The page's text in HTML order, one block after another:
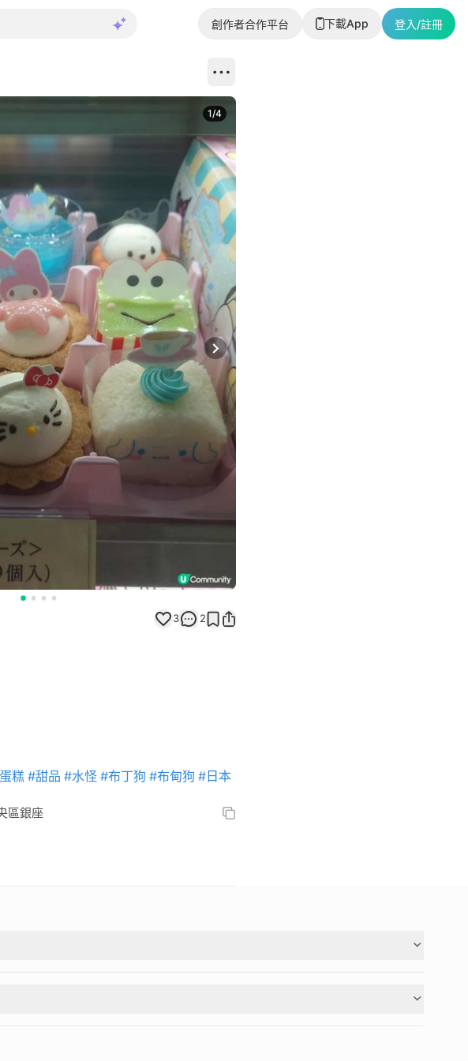
創作者合作平台 下載App 登入/註冊
Next slide
1/4
3 2
糕 #甜品 #水怪 #布丁狗 #布甸狗 #日本
區銀座